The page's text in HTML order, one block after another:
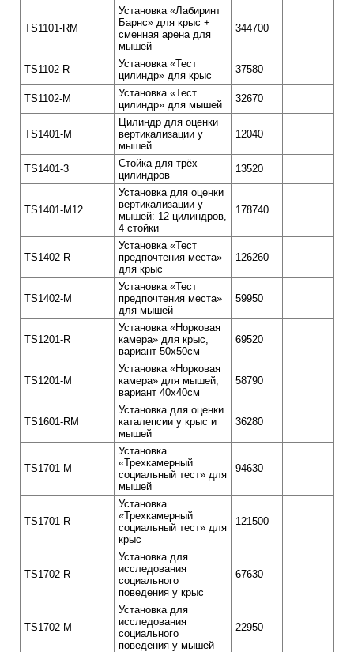
TS1101-RM
Установка «Лабиринт
Барнс» для крыс +
cменная арена для
мышей
344700
TS1102-R
Установка «Тест
цилиндр» для крыс
37580
TS1102-M
Установка «Тест
цилиндр» для мышей
32670
TS1401-M
Цилиндр для оценки
вертикализации у
мышей
12040
TS1401-3
Стойка для трёх
цилиндров
13520
TS1401-M12
Установка для оценки
вертикализации у
мышей: 12 цилиндров,
4 стойки
178740
TS1402-R
Установка «Тест
предпочтения места»
для крыс
126260
TS1402-M
Установка «Тест
предпочтения места»
для мышей
59950
TS1201-R
Установка «Норковая
камера» для крыс,
вариант 50х50см
69520
TS1201-M
Установка «Норковая
камера» для мышей,
вариант 40х40см
58790
TS1601-RM
Установка для оценки
каталепсии у крыс и
мышей
36280
TS1701-M
Установка
«Трехкамерный
социальный тест» для
мышей
94630
TS1701-R
Установка
«Трехкамерный
социальный тест» для
крыс
121500
TS1702-R
Установка для
исследования
социального
поведения у крыс
67630
TS1702-M
Установка для
исследования
социального
поведения у мышей
22950